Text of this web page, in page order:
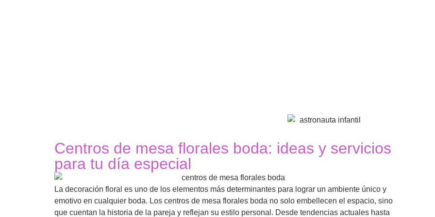
Centros de mesa florales boda: ideas y servicios
para tu día especial
La decoración floral es uno de los elementos más determinantes para lograr un ambiente único y
emotivo en cualquier boda. Los centros de mesa florales boda no solo embellecen el espacio, sino
que cuentan la historia de la pareja y reflejan su estilo personal. Desde tendencias actuales hasta